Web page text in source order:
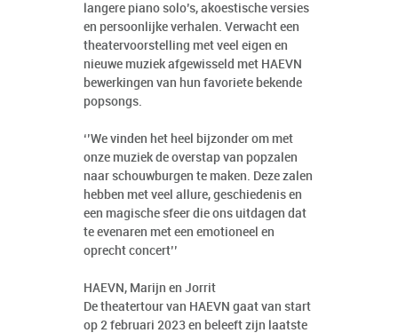
langere piano solo’s, akoestische versies
en persoonlijke verhalen. Verwacht een
theatervoorstelling met veel eigen en
nieuwe muziek afgewisseld met HAEVN
bewerkingen van hun favoriete bekende
popsongs.
‘’We vinden het heel bijzonder om met
onze muziek de overstap van popzalen
naar schouwburgen te maken. Deze zalen
hebben met veel allure, geschiedenis en
een magische sfeer die ons uitdagen dat
te evenaren met een emotioneel en
oprecht concert’’
HAEVN, Marijn en Jorrit
De theatertour van HAEVN gaat van start
op 2 februari 2023 en beleeft zijn laatste